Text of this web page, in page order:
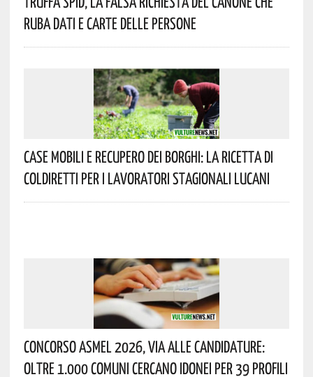
Ruba Dati E Carte Delle Persone
Case Mobili E Recupero Dei Borghi: La Ricetta Di
Coldiretti Per I Lavoratori Stagionali Lucani
Concorso Asmel 2026, Via Alle Candidature:
Oltre 1.000 Comuni Cercano Idonei Per 39 Profili